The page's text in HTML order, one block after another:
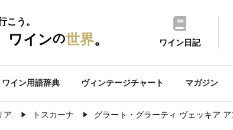
こう。
ワインの世界。 ワイン日記
ワイン用語辞典 ヴィンテージチャート マガジン
ア トスカーナ グラート・グラーティ ヴェッキア